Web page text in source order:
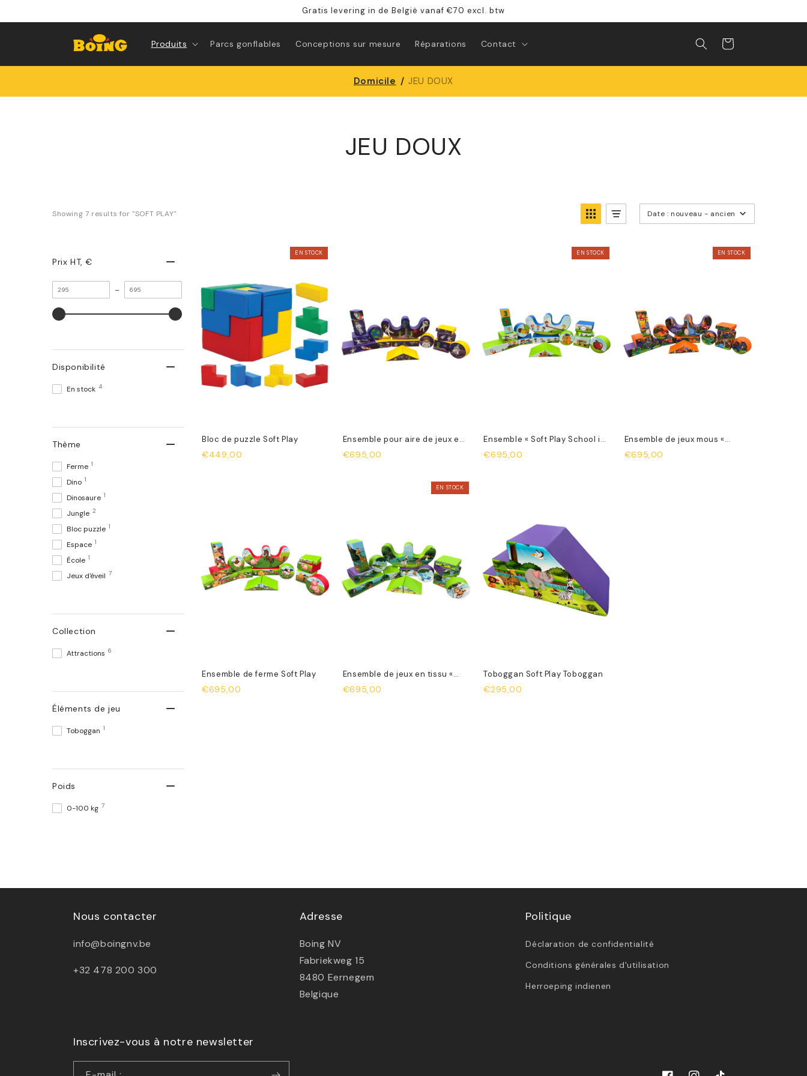
contenu
Gratis levering in de België vanaf €70 excl. btw
Produits Parcs gonflables Conceptions sur mesure Réparations Contact Panier
Domicile / JEU DOUX
JEU DOUX
Showing 7 results for "SOFT PLAY" Date : nouveau - ancien
Prix HT, €
minimale
–
maximale
Disponibilité
En stock 4
Thème
Ferme 1
Dino 1
Dinosaure 1
Jungle 2
Bloc puzzle 1
Espace 1
École 1
Jeux d'éveil 7
Collection
Attractions 6
Éléments de jeu
Toboggan 1
Poids
0-100 kg 7
EN STOCK
Bloc de puzzle Soft Play
€449,00
Ensemble pour aire de jeux en
tissu
€695,00
EN STOCK
Ensemble « Soft Play School is
Cool »
€695,00
EN STOCK
Ensemble de jeux mous «
Dinosaures »
€695,00
Ensemble de ferme Soft Play
€695,00
EN STOCK
Ensemble de jeux en tissu «
Jungle »
€695,00
Toboggan Soft Play Toboggan
€295,00
Nous contacter
info@boingnv.be
+32 478 200 300
Adresse
Boing NV
Fabriekweg 15
8480 Eernegem
Belgique
Politique
Déclaration de confidentialité
Conditions générales d'utilisation
Herroeping indienen
Inscrivez-vous à notre newsletter